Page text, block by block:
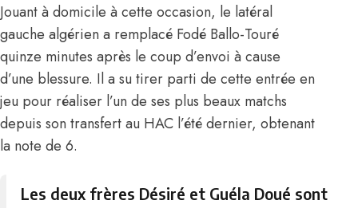
Jouant à domicile à cette occasion, le latéral
gauche algérien a remplacé Fodé Ballo-Touré
quinze minutes après le coup d’envoi à cause
d’une blessure. Il a su tirer parti de cette entrée en
jeu pour réaliser l’un de ses plus beaux matchs
depuis son transfert au HAC l’été dernier, obtenant
la note de 6.
Les deux frères Désiré et Guéla Doué sont